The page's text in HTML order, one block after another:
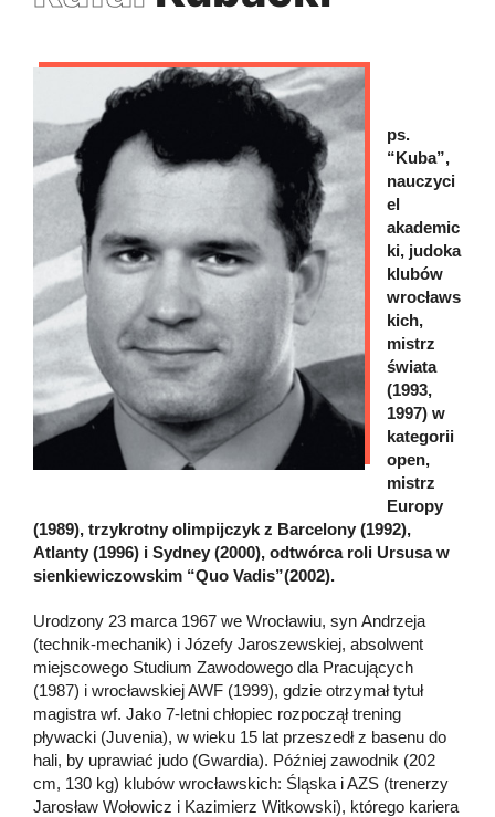
ps.
“Kuba”,
nauczyci
el
akademic
ki, judoka
klubów
wrocławs
kich,
mistrz
świata
(1993,
1997) w
kategorii
open,
mistrz
Europy
(1989), trzykrotny olimpijczyk z Barcelony (1992),
Atlanty (1996) i Sydney (2000), odtwórca roli Ursusa w
sienkiewiczowskim “Quo Vadis”(2002).
Urodzony 23 marca 1967 we Wrocławiu, syn Andrzeja
(technik-mechanik) i Józefy Jaroszewskiej, absolwent
miejscowego Studium Zawodowego dla Pracujących
(1987) i wrocławskiej AWF (1999), gdzie otrzymał tytuł
magistra wf. Jako 7-letni chłopiec rozpoczął trening
pływacki (Juvenia), w wieku 15 lat przeszedł z basenu do
hali, by uprawiać judo (Gwardia). Później zawodnik (202
cm, 130 kg) klubów wrocławskich: Śląska i AZS (trenerzy
Jarosław Wołowicz i Kazimierz Witkowski), którego kariera